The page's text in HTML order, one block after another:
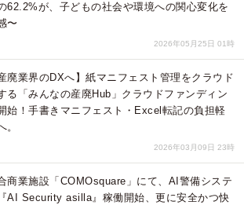
62.2%が、子どもの社会や環境への関心変化を
〜
2026年05月25日 01時
産廃業界のDXへ】紙マニフェスト管理をクラウド
る「みんなの産廃Hub」クラウドファンディン
始！手書きマニフェスト・Excel転記の負担軽
。
2026年03月09日 23時
商業施設「COMOsquare」にて、AI警備システ
AI Security asilla』稼働開始、更に安全かつ快